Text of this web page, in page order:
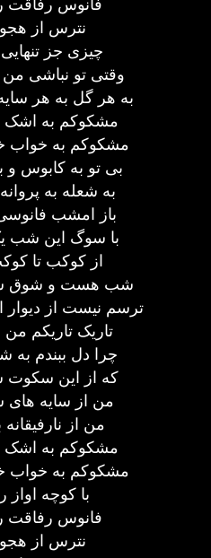
فانوس
نترس از
چیزی جز
وقتی تو نباشی
به هر گل به هر
مشکوکم به اشک
مشکوکم به خواب
بی تو به کابوس و
به شعله به
باز امشب
با سوگ این شب
از کوکب تا
شب هست و شوق
ترسم نیست از دیوار
تاریک تاریکم
چرا دل ببندم
که از این سکوت
من از سایه
من از
مشکوکم به اشک
مشکوکم به خواب
با کوچه
فانوس
نترس از